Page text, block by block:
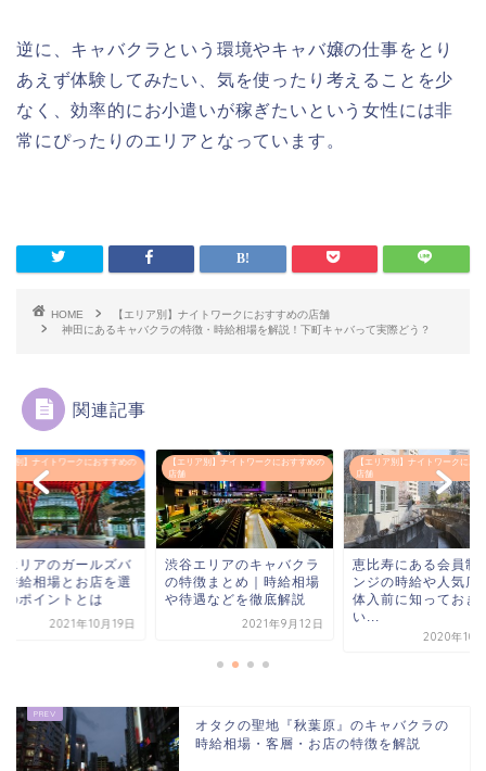
逆に、キャバクラという環境やキャバ嬢の仕事をとり
あえず体験してみたい、気を使ったり考えることを少
なく、効率的にお小遣いが稼ぎたいという女性には非
常にぴったりのエリアとなっています。
HOME
【エリア別】ナイトワークにおすすめの店舗
神田にあるキャバクラの特徴・時給相場を解説！下町キャバって実際どう？
関連記事
ア別】ナイトワークにおすすめの
エリアのガールズバ
時給相場とお店を選
のポイントとは
2021年10月19日
【エリア別】ナイトワークにおすすめの
店舗
渋谷エリアのキャバクラ
の特徴まとめ｜時給相場
や待遇などを徹底解説
2021年9月12日
【エリア別】ナイトワークにお
店舗
恵比寿にある会員制
ンジの時給や人気店
体入前に知っておき
い...
2020年10
オタクの聖地『秋葉原』のキャバクラの
時給相場・客層・お店の特徴を解説